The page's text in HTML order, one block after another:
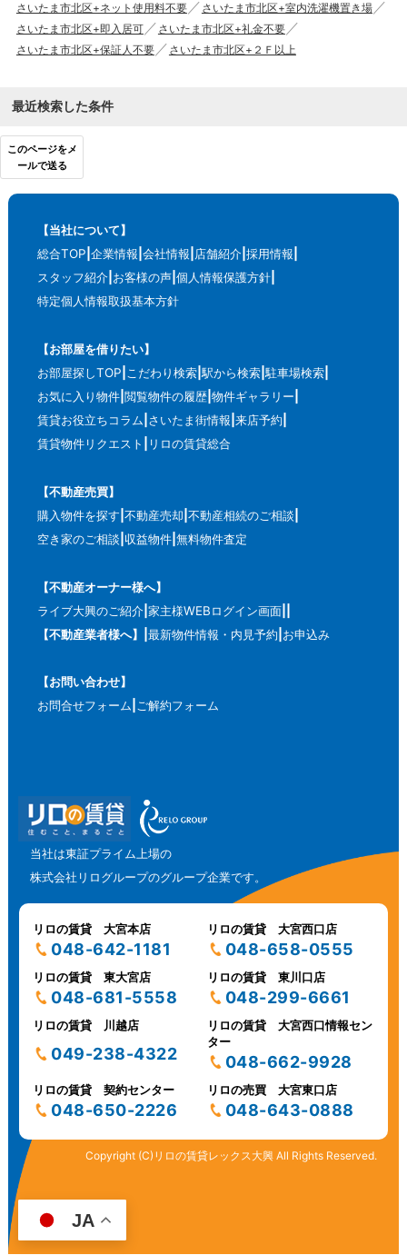
さいたま市北区+ネット使用料不要
さいたま市北区+室内洗濯機置き場
さいたま市北区+即入居可
さいたま市北区+礼金不要
さいたま市北区+保証人不要
さいたま市北区+２Ｆ以上
最近検索した条件
このページをメ
ールで送る
【当社について】
総合TOP 企業情報 会社情報 店舗紹介 採用情報
スタッフ紹介 お客様の声 個人情報保護方針
特定個人情報取扱基本方針
【お部屋を借りたい】
お部屋探しTOP こだわり検索 駅から検索 駐車場検索
お気に入り物件 閲覧物件の履歴 物件ギャラリー
賃貸お役立ちコラム さいたま街情報 来店予約
賃貸物件リクエスト
リロの賃貸総合
【不動産売買】
購入物件を探す 不動産売却 不動産相続のご相談
空き家のご相談 収益物件 無料物件査定
【不動産オーナー様へ】
ライブ大興のご紹介 家主様WEBログイン画面
【不動産業者様へ】
最新物件情報・内見予約 お申込み
【お問い合わせ】
お問合せフォーム ご解約フォーム
当社は東証プライム上場の
株式会社リログループのグループ企業です。
リロの賃貸 大宮本店
048-642-1181
リロの賃貸 大宮西口店
048-658-0555
リロの賃貸 東大宮店
048-681-5558
リロの賃貸 東川口店
048-299-6661
リロの賃貸 川越店
049-238-4322
リロの賃貸 大宮西口情報セン
ター
048-662-9928
リロの賃貸 契約センター
048-650-2226
リロの売買 大宮東口店
048-643-0888
Copyright (C)リロの賃貸レックス大興 All Rights Reserved.
JA